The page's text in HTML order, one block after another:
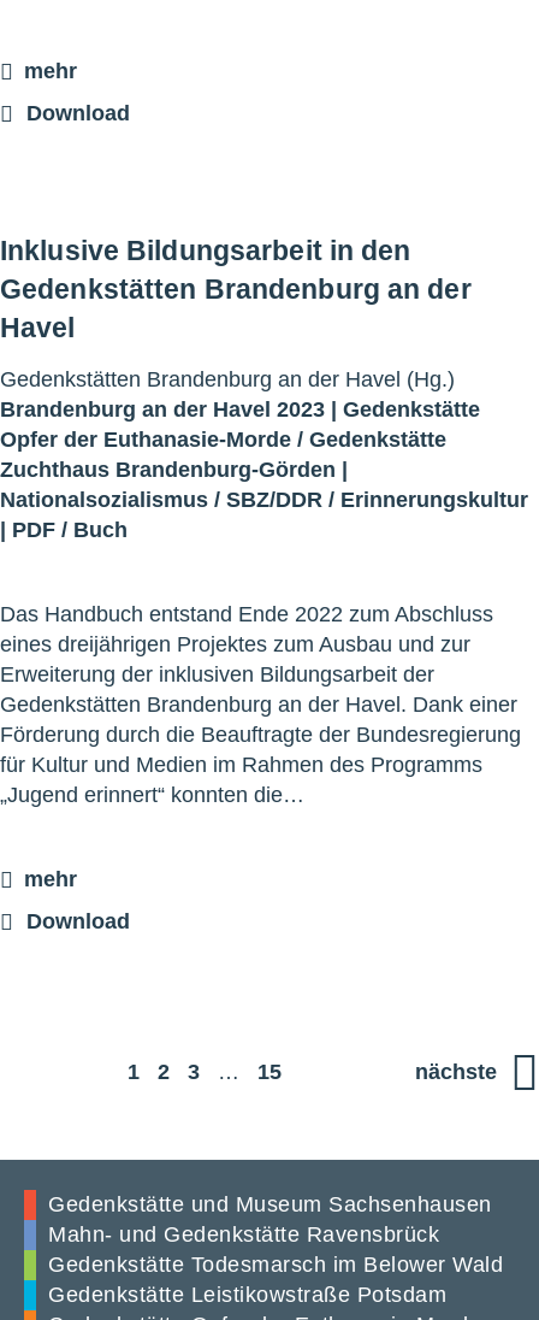
mehr
Download
Inklusive Bildungsarbeit in den
Gedenkstätten Brandenburg an der
Havel
Gedenkstätten Brandenburg an der Havel (Hg.)
Brandenburg an der Havel 2023 | Gedenkstätte
Opfer der Euthanasie-Morde / Gedenkstätte
Zuchthaus Brandenburg-Görden |
Nationalsozialismus / SBZ/DDR / Erinnerungskultur
| PDF / Buch
Das Handbuch entstand Ende 2022 zum Abschluss
eines dreijährigen Projektes zum Ausbau und zur
Erweiterung der inklusiven Bildungsarbeit der
Gedenkstätten Brandenburg an der Havel. Dank einer
Förderung durch die Beauftragte der Bundesregierung
für Kultur und Medien im Rahmen des Programms
„Jugend erinnert“ konnten die…
mehr
Download
1 2 3 … 15 nächste
Gedenkstätte und Museum Sachsenhausen
Mahn- und Gedenkstätte Ravensbrück
Gedenkstätte Todesmarsch im Belower Wald
Gedenkstätte Leistikowstraße Potsdam